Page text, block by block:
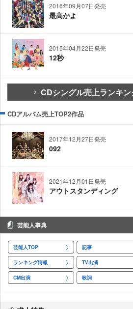
2016年09月07日発売
最高かよ
2015年04月22日発売
12秒
CDシングル売上ランキ
CDアルバム売上TOP2作品
2017年12月27日発売
092
2021年12月01日発売
アウトスタンディング
芸能人事典
芸能人TOP 記事
ランキング情報 TV出演
CM出演 歌詞